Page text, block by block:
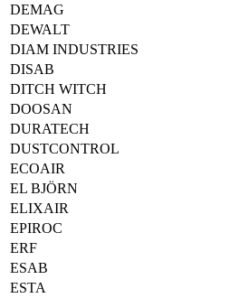
DEMAG
DEWALT
DIAM INDUSTRIES
DISAB
DITCH WITCH
DOOSAN
DURATECH
DUSTCONTROL
ECOAIR
EL BJÖRN
ELIXAIR
EPIROC
ERF
ESAB
ESTA